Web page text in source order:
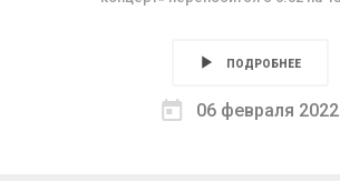
ПОДРОБНЕЕ
06 февраля 2022